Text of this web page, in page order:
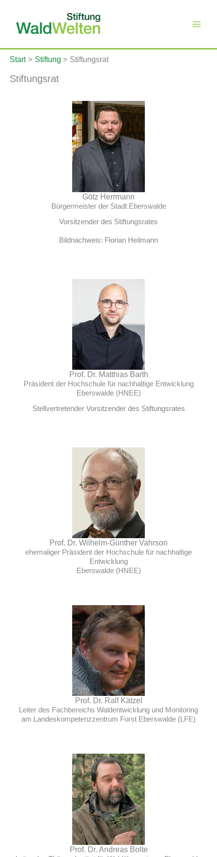
springen
Start Stiftung Stiftungsrat
Stiftungsrat
Götz Herrmann
Bürgermeister der Stadt Eberswalde
Vorsitzender des Stiftungsrates
Bildnachweis: Florian Heilmann
Prof. Dr. Matthias Barth
Präsident der Hochschule für nachhaltige Entwicklung
Eberswalde (HNEE)
Stellvertretender Vorsitzender des Stiftungsrates
Prof. Dr. Wilhelm-Günther Vahrson
ehemaliger Präsident der Hochschule für nachhaltige
Entwicklung
Eberswalde (HNEE)
Prof. Dr. Ralf Kätzel
Leiter des Fachbereichs Waldentwicklung und Monitoring
am Landeskompetenzzentrum Forst Eberswalde (LFE)
Prof. Dr. Andreas Bolte